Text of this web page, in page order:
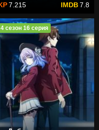
7.215 7.8
4 сезон 16 серия